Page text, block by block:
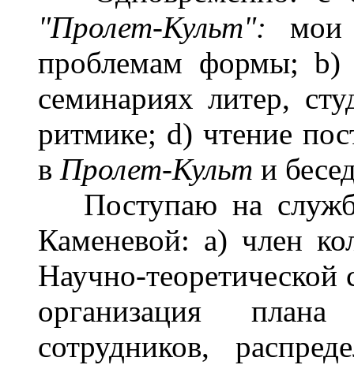
"Пролет-Культ":мои
проблемам формы; b)
семинариях литер,
ритмике; d) чтение
в Пролет-Культ и
Поступаю на
Каменевой: а) член
Научно-теоретической
организация
сотрудников,